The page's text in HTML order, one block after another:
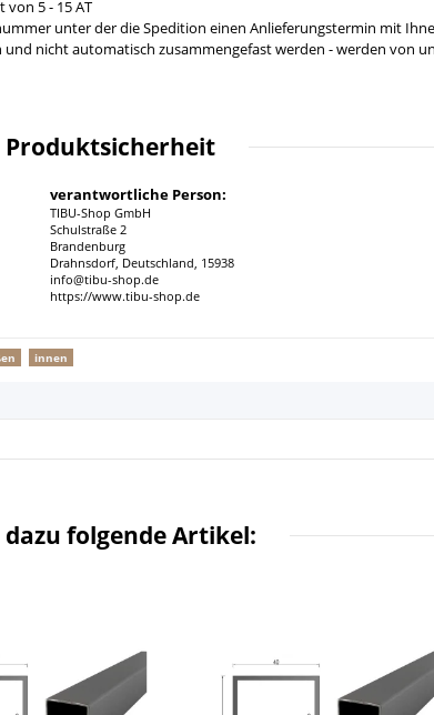
5 - 15 AT
unter der die Spedition einen Anlieferungstermin mit
nicht automatisch zusammengefast werden - werden von
Produktsicherheit
verantwortliche Person:
TIBU-Shop GmbH
Schulstraße 2
Brandenburg
Drahnsdorf, Deutschland, 15938
info@tibu-shop.de
https://www.tibu-shop.de
innen
folgende Artikel: